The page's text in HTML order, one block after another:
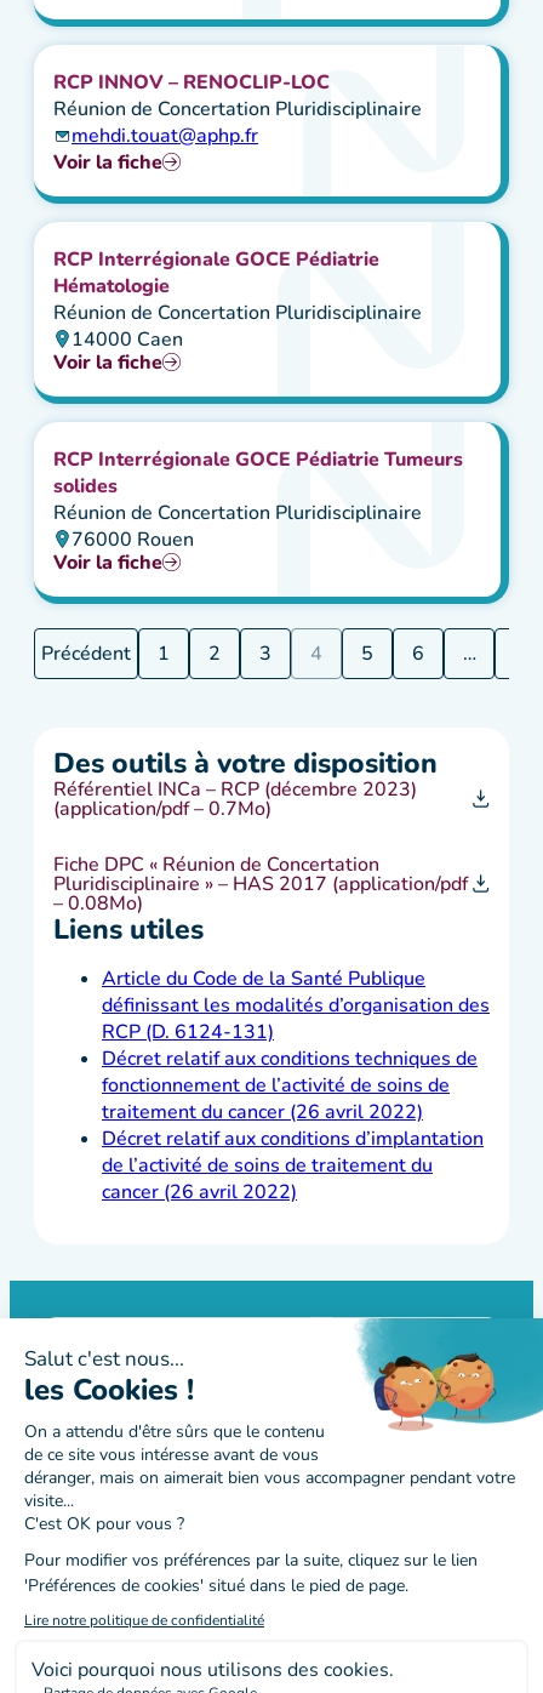
RCP INNOV – RENOCLIP-LOC
Réunion de Concertation Pluridisciplinaire
mehdi.touat@aphp.fr
Voir la fiche
RCP Interrégionale GOCE Pédiatrie
Hématologie
Réunion de Concertation Pluridisciplinaire
14000 Caen
Voir la fiche
RCP Interrégionale GOCE Pédiatrie Tumeurs
solides
Réunion de Concertation Pluridisciplinaire
76000 Rouen
Voir la fiche
Précédent 1 2 3 4 5 6 …
Des outils à votre disposition
Référentiel INCa – RCP (décembre 2023)
(application/pdf – 0.7Mo)
Fiche DPC « Réunion de Concertation
Pluridisciplinaire » – HAS 2017 (application/pdf
– 0.08Mo)
Liens utiles
Article du Code de la Santé Publique
définissant les modalités d’organisation des
RCP (D. 6124-131)
Décret relatif aux conditions techniques de
fonctionnement de l’activité de soins de
traitement du cancer (26 avril 2022)
Décret relatif aux conditions d’implantation
de l’activité de soins de traitement du
cancer (26 avril 2022)
Actualités
Agenda – Archive
Annuaire
Espace documentaire
Outils et pratique
Dossier communicant en cancérologie
Parcours cancer
Imapac